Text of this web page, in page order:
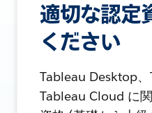
適切な認定
ください
Tableau Desktop、
Tableau Cloud に